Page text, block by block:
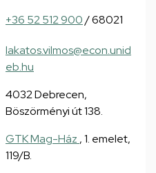
+36 52 512 900/ 68021
lakatos.vilmos@econ.unid
eb.hu
4032 Debrecen,
Böszörményi út 138.
GTK Mag-Ház , 1. emelet,
119/B.